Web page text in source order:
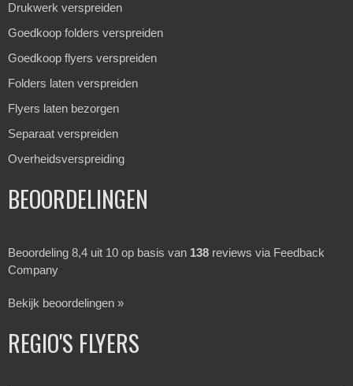
Drukwerk verspreiden
Goedkoop folders verspreiden
Goedkoop flyers verspreiden
Folders laten verspreiden
Flyers laten bezorgen
Separaat verspreiden
Overheidsverspreiding
BEOORDELINGEN
Beoordeling 8,4 uit 10 op basis van 138 reviews via Feedback
Company
Bekijk beoordelingen »
REGIO'S FLYERS